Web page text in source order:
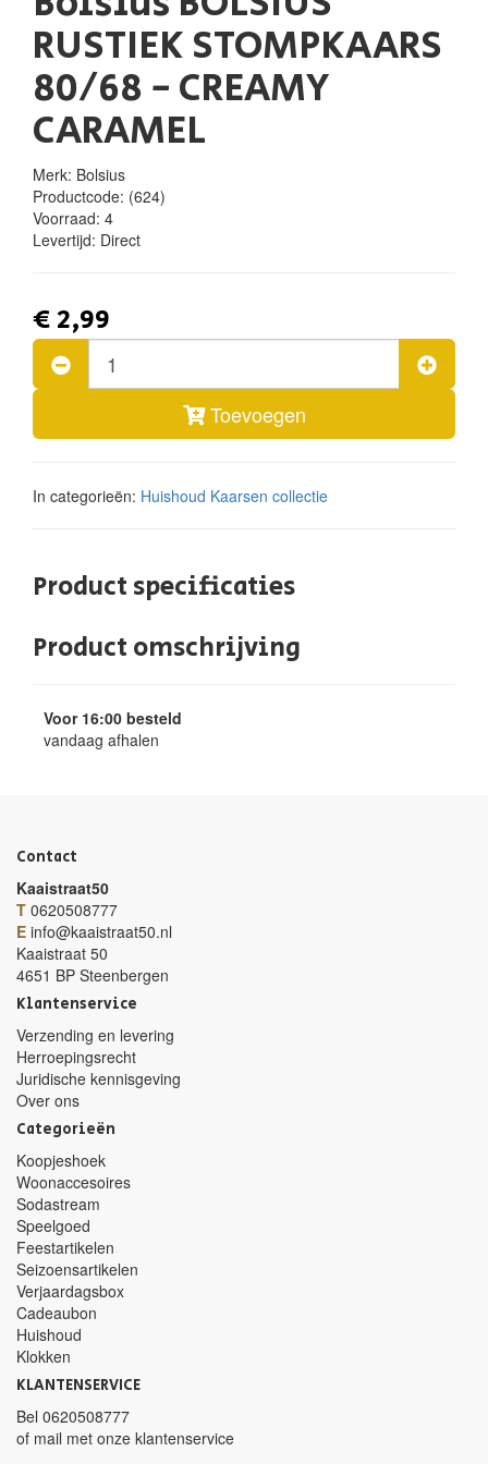
RUSTIEK STOMPKAARS
80/68 - CREAMY
CARAMEL
Merk: Bolsius
Productcode: (624)
Voorraad: 4
Levertijd: Direct
€ 2,99
Toevoegen
In categorieën: Huishoud Kaarsen collectie
Product specificaties
Product omschrijving
Voor 16:00 besteld
vandaag afhalen
Contact
Kaaistraat50
T 0620508777
E info@kaaistraat50.nl
Kaaistraat 50
4651 BP Steenbergen
Klantenservice
Verzending en levering
Herroepingsrecht
Juridische kennisgeving
Over ons
Categorieën
Koopjeshoek
Woonaccesoires
Sodastream
Speelgoed
Feestartikelen
Seizoensartikelen
Verjaardagsbox
Cadeaubon
Huishoud
Klokken
KLANTENSERVICE
Bel 0620508777
of mail met onze klantenservice